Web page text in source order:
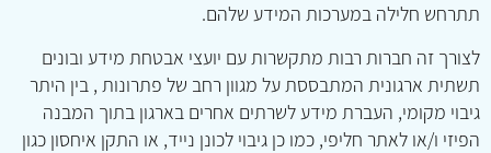
תתרחש חלילה במערכות המידע שלהם.
לצורך זה חברות רבות מתקשרות עם יועצי אבטחת מידע ובונים
תשתית ארגונית המתבססת על מגוון רחב של פתרונות , בין היתר
גיבוי מקומי, העברת מידע לשרתים אחרים בארגון בתוך המבנה
הפיזי ו/או לאתר חליפי, כמו כן גיבוי לכונן נייד, או התקן איחסון כגון